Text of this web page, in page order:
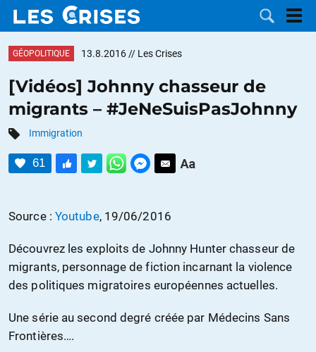
DOSSIERS
CATÉGORIES
CONTACTER
FAIRE UN
GÉOPOLITIQUE 13.8.2016 // Les Crises
[Vidéos] Johnny chasseur de
migrants – #JeNeSuisPasJohnny
Immigration
61
Source : Youtube, 19/06/2016
Découvrez les exploits de Johnny Hunter chasseur de
migrants, personnage de fiction incarnant la violence
des politiques migratoires européennes actuelles.
Une série au second degré créée par Médecins Sans
Frontières….